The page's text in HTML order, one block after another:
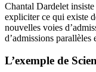
Chantal Dardelet
expliciter ce qui existe
nouvelles voies
d’admissions parallèles
L’exemple de